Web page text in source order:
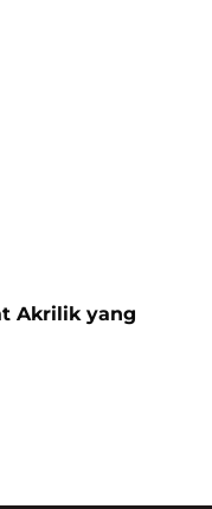
Akrilik yang